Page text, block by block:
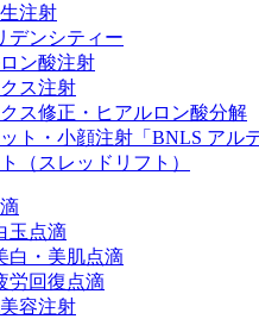
注射
デンシティー
ン酸注射
ス注射
ス修正・ヒアルロン酸分解
ト・小顔注射 「BNLS アル
（スレッドリフト）
玉点滴
白・美肌点滴
労回復点滴
容注射